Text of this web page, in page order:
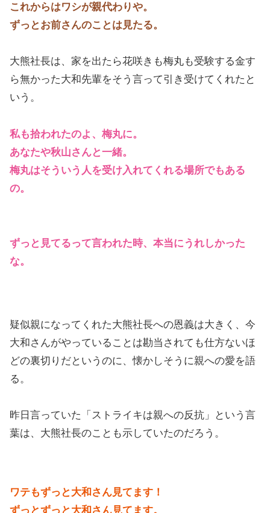
これからはワシが親代わりや。
ずっとお前さんのことは見たる。
大熊社長は、家を出たら花咲きも梅丸も受験する金す
ら無かった大和先輩をそう言って引き受けてくれたと
いう。
私も拾われたのよ、梅丸に。
あなたや秋山さんと一緒。
梅丸はそういう人を受け入れてくれる場所でもある
の。
ずっと見てるって言われた時、本当にうれしかった
な。
疑似親になってくれた大熊社長への恩義は大きく、今
大和さんがやっていることは勘当されても仕方ないほ
どの裏切りだというのに、懐かしそうに親への愛を語
る。
昨日言っていた「ストライキは親への反抗」という言
葉は、大熊社長のことも示していたのだろう。
ワテもずっと大和さん見てます！
ずっとずっと大和さん見てます。